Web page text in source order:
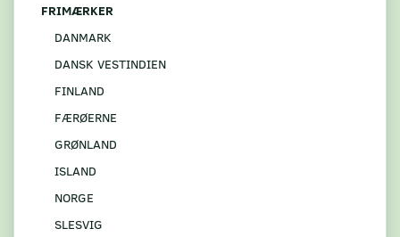
FRIMÆRKER
DANMARK
DANSK VESTINDIEN
FINLAND
FÆRØERNE
GRØNLAND
ISLAND
NORGE
SLESVIG